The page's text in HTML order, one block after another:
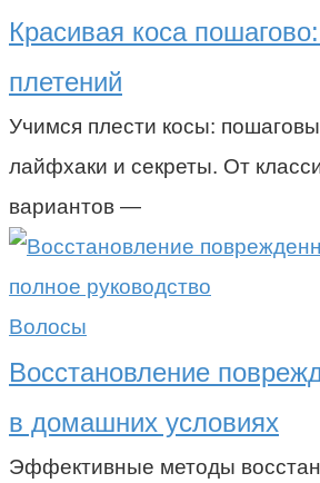
Красивая коса
плетений
Учимся плести косы:
лайфхаки и секреты. От
вариантов —
Волосы
Восстановление
в домашних условиях
Эффективные методы